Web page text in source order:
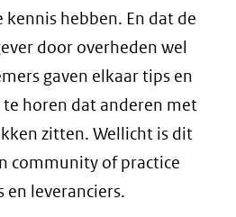
hebben. En dat de
door overheden wel
gaven elkaar tips en
te horen dat anderen met
zitten. Wellicht is dit
community of practice
leveranciers.